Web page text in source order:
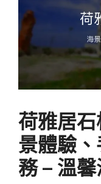
荷雅居
景體驗
務 – 溫